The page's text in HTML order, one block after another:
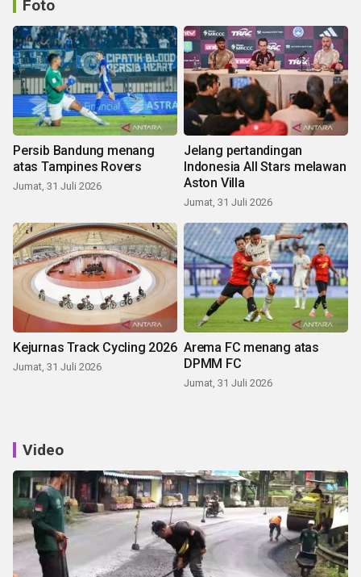
Foto
Persib Bandung menang
atas Tampines Rovers
Jumat, 31 Juli 2026
Jelang pertandingan
Indonesia All Stars melawan
Aston Villa
Jumat, 31 Juli 2026
Kejurnas Track Cycling 2026
Jumat, 31 Juli 2026
Arema FC menang atas
DPMM FC
Jumat, 31 Juli 2026
Video